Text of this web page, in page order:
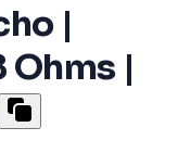
|
Ohms |